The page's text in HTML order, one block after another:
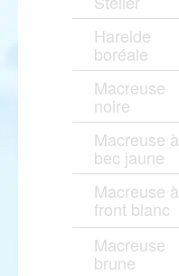
Harelde
boréale
Macreuse
noire
Macreuse à
bec jaune
Macreuse à
front blanc
Macreuse
brune